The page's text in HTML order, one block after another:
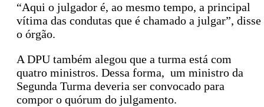
“Aqui o julgador é, ao mesmo tempo, a principal
vítima das condutas que é chamado a julgar”, disse
o órgão.
A DPU também alegou que a turma está com
quatro ministros. Dessa forma, um ministro da
Segunda Turma deveria ser convocado para
compor o quórum do julgamento.